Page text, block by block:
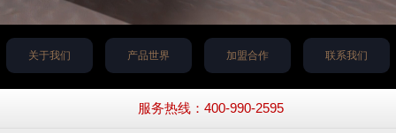
关于我们 产品世界 加盟合作 联系我们
服务热线：400-990-2595